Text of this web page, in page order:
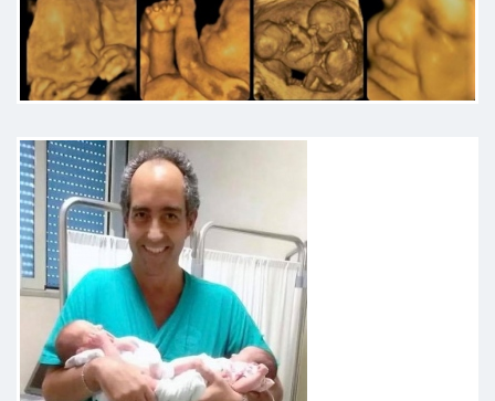
infertilità,mi ha regalato il mio
primo figlio ed ora sono in attesa
del secondo. È UNICO nel suo
disponibile ed altri 1000 aggettivi
non basterebbero. Per sempre
grata!
Paziente